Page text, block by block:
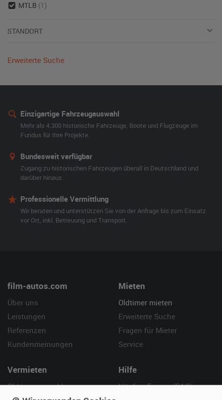
MTLB (1)
STANDORT
Erweiterte Suche
Einzigartige Fahrzeugauswahl
Mehr als 4.300 historische Fahrzeuge, Boote und Flugzeuge im
Fundus für Ihre Projekte.
Bundesweit verfügbar
Zugang zu historischen Fahrzeugen überall in Deutschland und
darüber hinaus.
Professionelle Vermittlung
Wir beraten und unterstützen Sie von der Anfrage bis zum Einsatz
vor Ort, inkl. Betreuung und Transport.
film-autos.com
Über uns
Leistungen
Referenzen
Kundenmeinungen
Mieten
Oldtimer mieten
Erweiterte Suche
Fragen für Mieter
Service
Vermieten
Oldtimer anmelden
Hilfe
Häufige Fragen (FAQ)